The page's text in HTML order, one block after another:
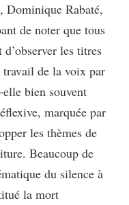
Dominique Rabaté,
de noter que tous
les titres
de la voix par
bien souvent
marquée par
les thèmes de
Beaucoup de
du silence à
la mort